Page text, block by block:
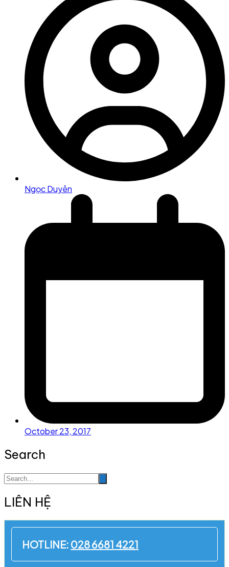
Ngọc Duyên
October 23, 2017
Search
LIÊN HỆ
HOTLINE: 028 6681 4221